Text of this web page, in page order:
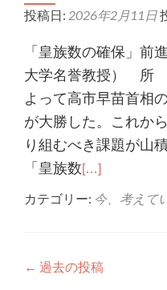
投稿日: 2026年2月11日
「皇族数の確保」前
大学名誉教授） 所
よって高市早苗首相
が大勝した。これか
り組むべき課題が山
「皇族数[…]
カテゴリー: 今、考えて
投
← 過去の投稿